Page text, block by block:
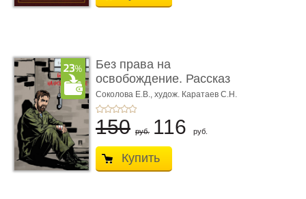
Без права на
освобождение. Рассказ
Соколова Е.В., худож. Каратаев С.Н.
150 руб. 116 руб.
Купить